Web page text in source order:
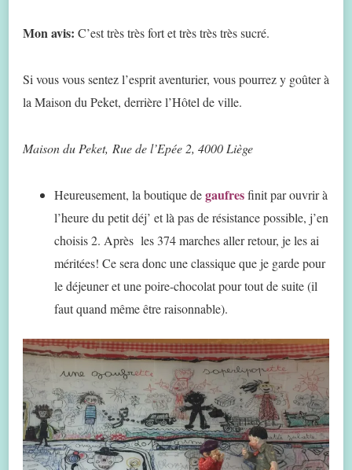
Mon avis: C’est très très fort et très très très sucré.
Si vous vous sentez l’esprit aventurier, vous pourrez y goûter à
la Maison du Peket, derrière l’Hôtel de ville.
Maison du Peket, Rue de l’Epée 2, 4000 Liège
Heureusement, la boutique degaufresfinit par ouvrir à
l’heure du petit déj’ et là pas de résistance possible, j’en
choisis 2. Après les 374 marches aller retour, je les ai
méritées! Ce sera donc une classique que je garde pour
le déjeuner et une poire-chocolat pour tout de suite (il
faut quand même être raisonnable).